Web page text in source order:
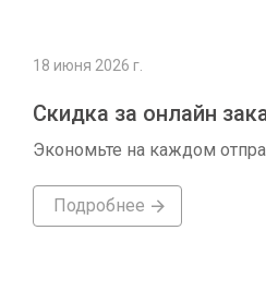
18 июня 2026 г.
Скидка за онлайн
Экономьте на каждом
Подробнее